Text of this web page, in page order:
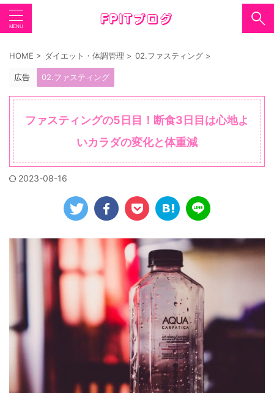
HOME > ダイエット・体調管理 > 02.ファスティング >
広告 02.ファスティング
ファスティングの5日目！断食3日目は心地よ
いカラダの変化と体重減
2023-08-16